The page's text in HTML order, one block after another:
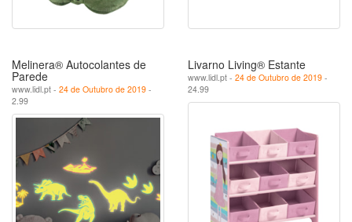
Melinera® Autocolantes de
Parede
www.lidl.pt - 24 de Outubro de 2019 -
2.99
Livarno Living® Estante
www.lidl.pt - 24 de Outubro de 2019 -
24.99